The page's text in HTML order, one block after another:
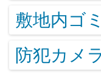
敷地内ゴ
防犯カメ